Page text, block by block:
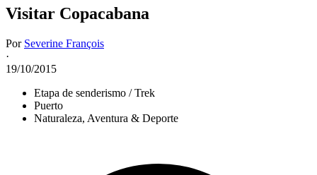
Visitar Copacabana
Por Severine François
·
19/10/2015
Etapa de senderismo / Trek
Puerto
Naturaleza, Aventura & Deporte